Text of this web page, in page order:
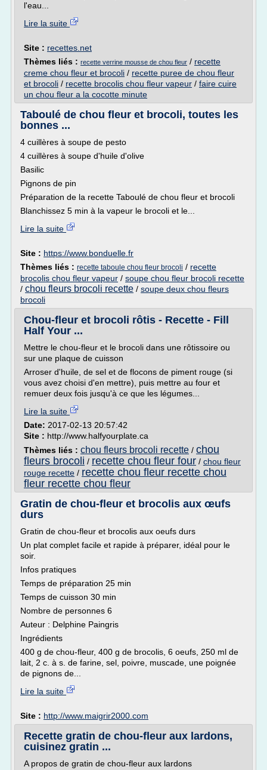
l'eau...
Lire la suite
Site : recettes.net
Thèmes liés : recette verrine mousse de chou fleur / recette
creme chou fleur et brocoli / recette puree de chou fleur
et brocoli / recette brocolis chou fleur vapeur / faire cuire
un chou fleur a la cocotte minute
Taboulé de chou fleur et brocoli, toutes les
bonnes ...
4 cuillères à soupe de pesto
4 cuillères à soupe d'huile d'olive
Basilic
Pignons de pin
Préparation de la recette Taboulé de chou fleur et brocoli
Blanchissez 5 min à la vapeur le brocoli et le...
Lire la suite
Site : https://www.bonduelle.fr
Thèmes liés : recette taboule chou fleur brocoli / recette
brocolis chou fleur vapeur / soupe chou fleur brocoli recette
/ chou fleurs brocoli recette / soupe deux chou fleurs
brocoli
Chou-fleur et brocoli rôtis - Recette - Fill
Half Your ...
Mettre le chou-fleur et le brocoli dans une rôtissoire ou
sur une plaque de cuisson
Arroser d'huile, de sel et de flocons de piment rouge (si
vous avez choisi d'en mettre), puis mettre au four et
remuer deux fois jusqu'à ce que les légumes...
Lire la suite
Date: 2017-02-13 20:57:42
Site : http://www.halfyourplate.ca
Thèmes liés : chou fleurs brocoli recette / chou
fleurs brocoli / recette chou fleur four / chou fleur
rouge recette / recette chou fleur recette chou
fleur recette chou fleur
Gratin de chou-fleur et brocolis aux œufs
durs
Gratin de chou-fleur et brocolis aux oeufs durs
Un plat complet facile et rapide à préparer, idéal pour le
soir.
Infos pratiques
Temps de préparation 25 min
Temps de cuisson 30 min
Nombre de personnes 6
Auteur : Delphine Paingris
Ingrédients
400 g de chou-fleur, 400 g de brocolis, 6 oeufs, 250 ml de
lait, 2 c. à s. de farine, sel, poivre, muscade, une poignée
de pignons de...
Lire la suite
Site : http://www.maigrir2000.com
Recette gratin de chou-fleur aux lardons,
cuisinez gratin ...
A propos de gratin de chou-fleur aux lardons